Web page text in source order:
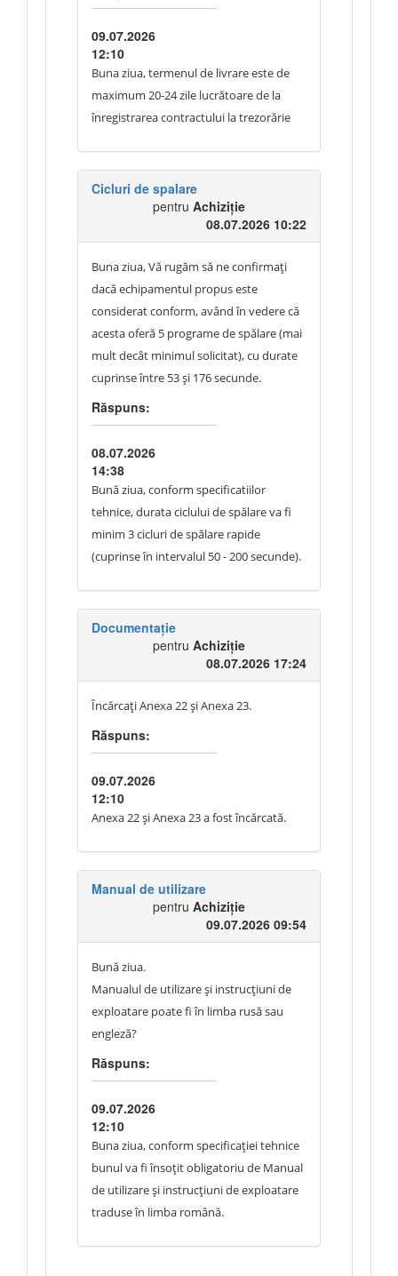
09.07.2026
12:10
Buna ziua, termenul de livrare este de
maximum 20-24 zile lucrătoare de la
înregistrarea contractului la trezorărie
Cicluri de spalare
pentru Achiziție
08.07.2026 10:22
Buna ziua, Vă rugăm să ne confirmați
dacă echipamentul propus este
considerat conform, având în vedere că
acesta oferă 5 programe de spălare (mai
mult decât minimul solicitat), cu durate
cuprinse între 53 și 176 secunde.
Răspuns:
08.07.2026
14:38
Bună ziua, conform specificatiilor
tehnice, durata ciclului de spălare va fi
minim 3 cicluri de spălare rapide
(cuprinse în intervalul 50 - 200 secunde).
Documentație
pentru Achiziție
08.07.2026 17:24
Încărcați Anexa 22 și Anexa 23.
Răspuns:
09.07.2026
12:10
Anexa 22 și Anexa 23 a fost încărcată.
Manual de utilizare
pentru Achiziție
09.07.2026 09:54
Bună ziua.
Manualul de utilizare și instrucțiuni de
exploatare poate fi în limba rusă sau
engleză?
Răspuns:
09.07.2026
12:10
Buna ziua, conform specificației tehnice
bunul va fi însoțit obligatoriu de Manual
de utilizare și instrucțiuni de exploatare
traduse în limba română.